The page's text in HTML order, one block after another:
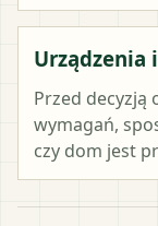
Urządzenia
Przed decyzją
wymagań,
czy dom jest